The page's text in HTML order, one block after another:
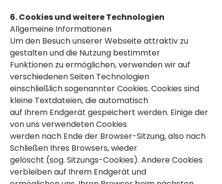
6. Cookies und weitere Technologien
Allgemeine Informationen
Um den Besuch unserer Webseite attraktiv zu
gestalten und die Nutzung bestimmter
Funktionen zu ermöglichen, verwenden wir auf
verschiedenen Seiten Technologien
einschließlich sogenannter Cookies. Cookies sind
kleine Textdateien, die automatisch
auf Ihrem Endgerät gespeichert werden. Einige der
von uns verwendeten Cookies
werden nach Ende der Browser-Sitzung, also nach
Schließen Ihres Browsers, wieder
gelöscht (sog. Sitzungs-Cookies). Andere Cookies
verbleiben auf Ihrem Endgerät und